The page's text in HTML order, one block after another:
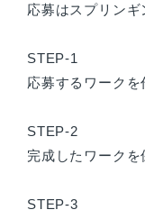
応募はスプリンギ
STEP-1
応募するワークを
STEP-2
完成したワークを
STEP-3